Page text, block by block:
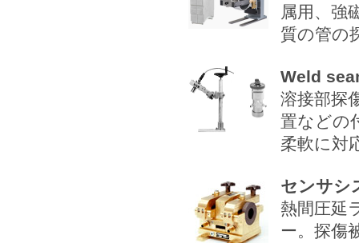
属用、強
質の管の
Weld
溶接部探
置などの
柔軟に対
センサシ
熱間圧延
ー。探傷